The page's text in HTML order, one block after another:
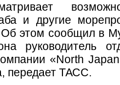
и другие
этом сообщил в
руководитель
«North
передает ТАСС.